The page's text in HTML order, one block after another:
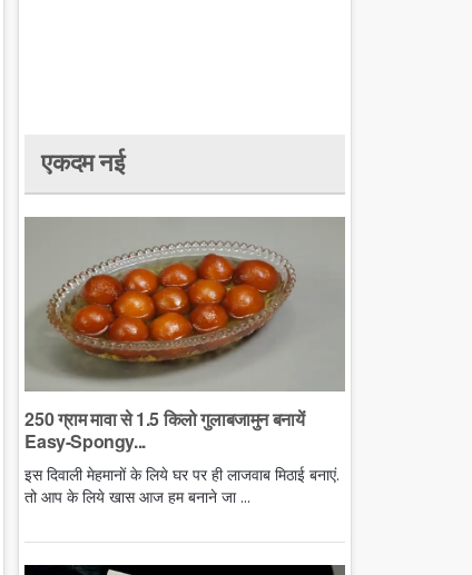
एकदम नई
250 ग्राम मावा से 1.5 किलो गुलाबजामुन बनायें
Easy-Spongy...
इस दिवाली मेहमानों के लिये घर पर ही लाजवाब मिठाई बनाएं.
तो आप के लिये खास आज हम बनाने जा ...